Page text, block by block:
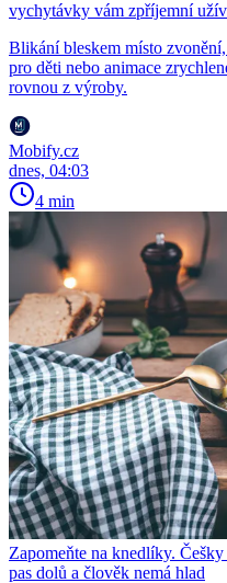
vychytávky vám zpříjemní
Blikání bleskem místo
pro děti nebo animace
rovnou z výroby.
Mobify.cz
dnes, 04:03
4 min
Zapomeňte na knedlíky.
pas dolů a člověk nemá hlad